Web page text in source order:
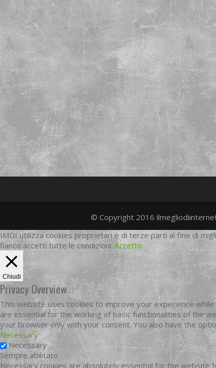
© Copyright 2016
IMDI utilizza cookies proprietari e di terze parti al fine di
fianco accetti tutte le condizioni. Accetto
Chiudi
Privacy Overview
This website uses cookies to improve your experience
are essential for the working of basic functionalities of the
your browser only with your consent. You also have the
Necessary
Necessary
Sempre abilitato
Necessary cookies are absolutely essential for the website